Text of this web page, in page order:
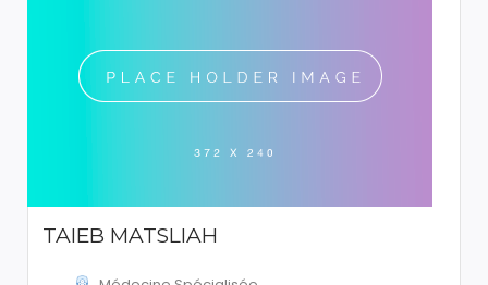
TAIEB MATSLIAH